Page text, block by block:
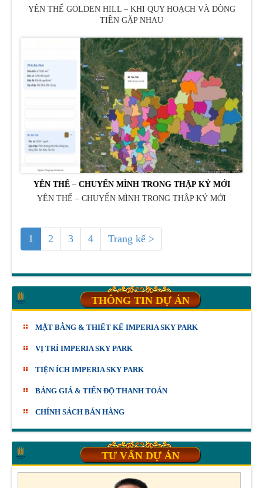
YÊN THẾ GOLDEN HILL – KHI QUY HOẠCH VÀ DÒNG
TIỀN GẶP NHAU
YÊN THẾ – CHUYỂN MÌNH TRONG THẬP KỶ MỚI
YÊN THẾ – CHUYỂN MÌNH TRONG THẬP KỶ MỚI
1 2 3 4 Trang kế >
THÔNG TIN DỰ ÁN
MẶT BẰNG & THIẾT KẾ IMPERIA SKY PARK
VỊ TRÍ IMPERIA SKY PARK
TIỆN ÍCH IMPERIA SKY PARK
BẢNG GIÁ & TIẾN ĐỘ THANH TOÁN
CHÍNH SÁCH BÁN HÀNG
TƯ VẤN DỰ ÁN